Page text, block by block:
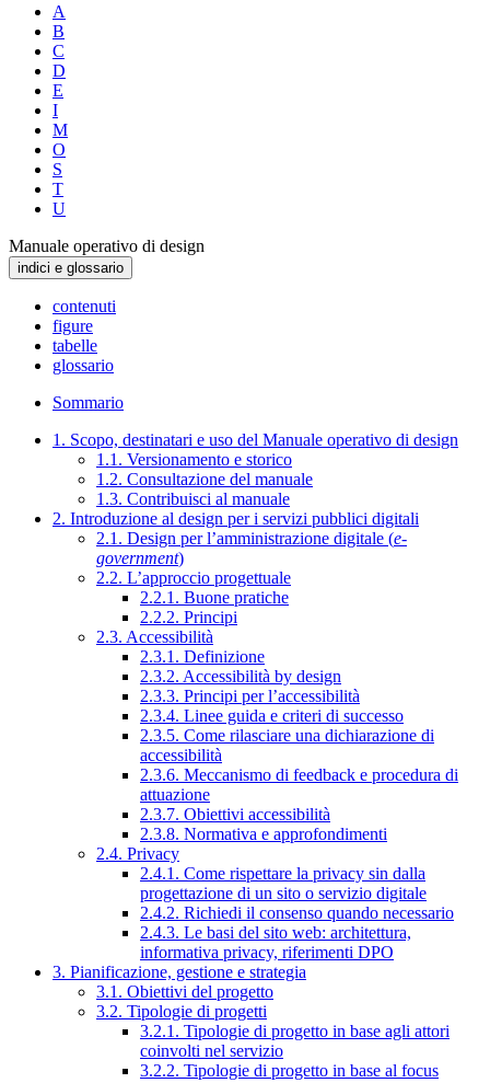
A
B
C
D
E
I
M
O
S
T
U
Manuale operativo di design
indici e glossario
contenuti
figure
tabelle
glossario
Sommario
1. Scopo, destinatari e uso del Manuale operativo di design
1.1. Versionamento e storico
1.2. Consultazione del manuale
1.3. Contribuisci al manuale
2. Introduzione al design per i servizi pubblici digitali
2.1. Design per l’amministrazione digitale (e-
government)
2.2. L’approccio progettuale
2.2.1. Buone pratiche
2.2.2. Principi
2.3. Accessibilità
2.3.1. Definizione
2.3.2. Accessibilità by design
2.3.3. Principi per l’accessibilità
2.3.4. Linee guida e criteri di successo
2.3.5. Come rilasciare una dichiarazione di
accessibilità
2.3.6. Meccanismo di feedback e procedura di
attuazione
2.3.7. Obiettivi accessibilità
2.3.8. Normativa e approfondimenti
2.4. Privacy
2.4.1. Come rispettare la privacy sin dalla
progettazione di un sito o servizio digitale
2.4.2. Richiedi il consenso quando necessario
2.4.3. Le basi del sito web: architettura,
informativa privacy, riferimenti DPO
3. Pianificazione, gestione e strategia
3.1. Obiettivi del progetto
3.2. Tipologie di progetti
3.2.1. Tipologie di progetto in base agli attori
coinvolti nel servizio
3.2.2. Tipologie di progetto in base al focus